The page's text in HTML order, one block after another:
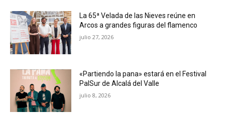
La 65ª Velada de las Nieves reúne en
Arcos a grandes figuras del flamenco
julio 27, 2026
«Partiendo la pana» estará en el Festival
PalSur de Alcalá del Valle
julio 8, 2026